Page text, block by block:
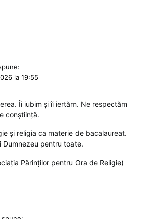
la 19:55
Îi iubim și îi iertăm. Ne respectăm
conștiință.
și religia ca materie de bacalaureat.
Dumnezeu pentru toate.
Părinților pentru Ora de Religie)